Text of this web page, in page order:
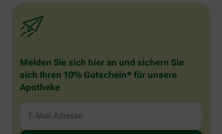
Melden Sie sich hier an und sichern Sie
sich Ihren 10% Gutschein* für unsere
Apotheke